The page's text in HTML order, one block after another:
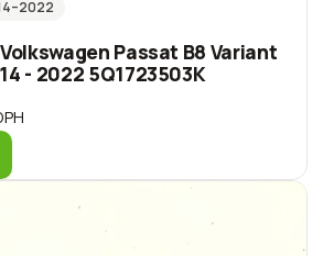
–2022
Passat B8 Variant
- 2022 5Q1723503K